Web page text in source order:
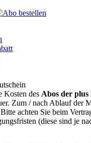
Kosten des Abos der plus
Zum / nach Ablauf der
achten Sie beim
(diese sind je